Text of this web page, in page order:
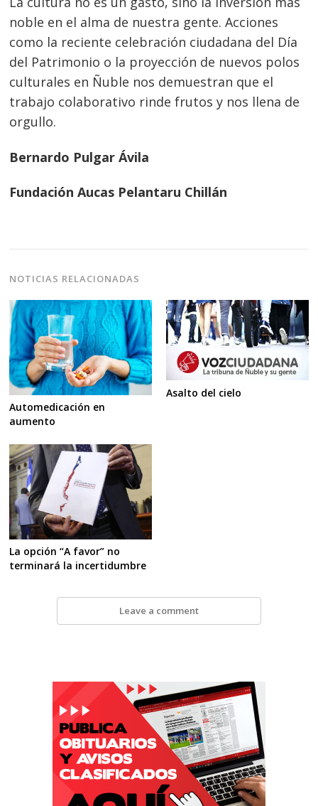
noble en el alma de nuestra gente. Acciones
como la reciente celebración ciudadana del Día
del Patrimonio o la proyección de nuevos polos
culturales en Ñuble nos demuestran que el
trabajo colaborativo rinde frutos y nos llena de
orgullo.
Bernardo Pulgar Ávila
Fundación Aucas Pelantaru Chillán
NOTICIAS RELACIONADAS
Automedicación en
aumento
Asalto del cielo
La opción “A favor” no
terminará la incertidumbre
Leave a comment
Navegación
de
entradas